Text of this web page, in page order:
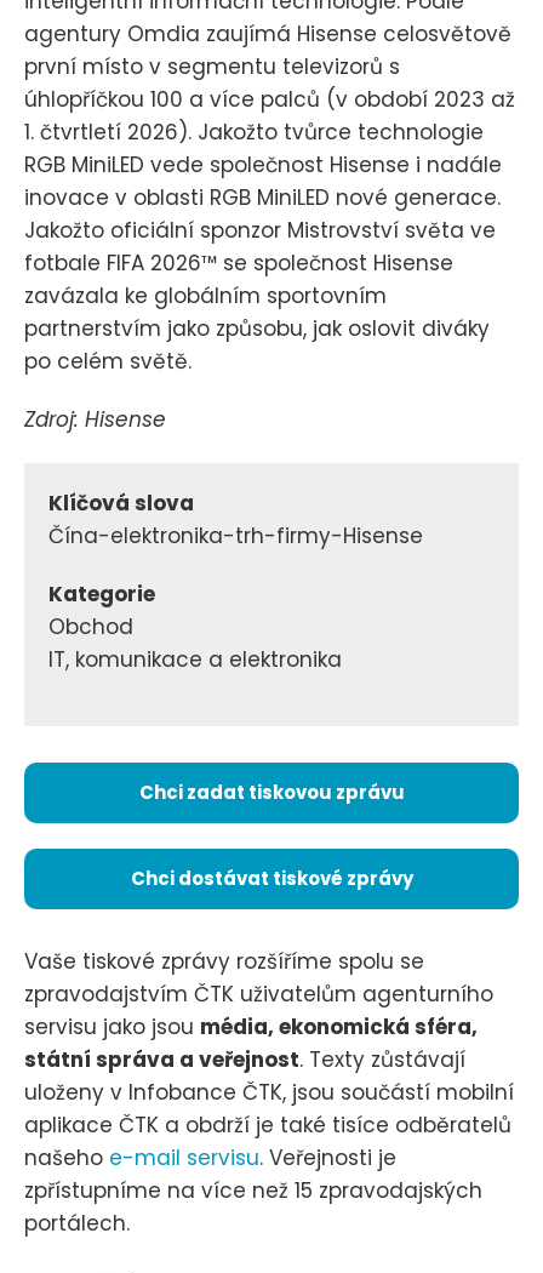
agentury Omdia zaujímá Hisense celosvětově
první místo v segmentu televizorů s
úhlopříčkou 100 a více palců (v období 2023 až
1. čtvrtletí 2026). Jakožto tvůrce technologie
RGB MiniLED vede společnost Hisense i nadále
inovace v oblasti RGB MiniLED nové generace.
Jakožto oficiální sponzor Mistrovství světa ve
fotbale FIFA 2026™ se společnost Hisense
zavázala ke globálním sportovním
partnerstvím jako způsobu, jak oslovit diváky
po celém světě.
Zdroj: Hisense
Klíčová slova
Čína-elektronika-trh-firmy-Hisense
Kategorie
Obchod
IT, komunikace a elektronika
Chci zadat tiskovou zprávu
Chci dostávat tiskové zprávy
Vaše tiskové zprávy rozšíříme spolu se
zpravodajstvím ČTK uživatelům agenturního
servisu jako jsou média, ekonomická sféra,
státní správa a veřejnost. Texty zůstávají
uloženy v Infobance ČTK, jsou součástí mobilní
aplikace ČTK a obdrží je také tisíce odběratelů
našeho e-mail servisu. Veřejnosti je
zpřístupníme na více než 15 zpravodajských
portálech.